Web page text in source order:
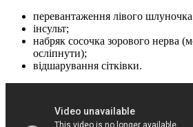
перевантаження лівого
інсульт;
набряк сосочка зорового нерва
осліпнути);
відшарування сітківки.